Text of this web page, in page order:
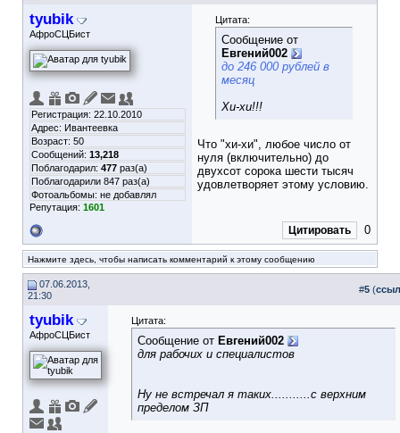
tyubik
АфроСЦБист
Регистрация: 22.10.2010
Адрес: Ивантеевка
Возраст: 50
Сообщений: 13,218
Поблагодарил: 477 раз(а)
Поблагодарили 847 раз(а)
Фотоальбомы: не добавлял
Репутация: 1601
Цитата:
Сообщение от
Евгений002
до 246 000 рублей в
месяц
Хи-хи!!!
Что "хи-хи", любое число от
нуля (включительно) до
двухсот сорока шести тысяч
удовлетворяет этому условию.
Цитировать 0
Нажмите здесь, чтобы написать комментарий к этому сообщению
07.06.2013,
21:30
#5 (
tyubik
АфроСЦБист
Цитата:
Сообщение от Евгений002
для рабочих и специалистов
Ну не встречал я таких...........с верхним
пределом ЗП